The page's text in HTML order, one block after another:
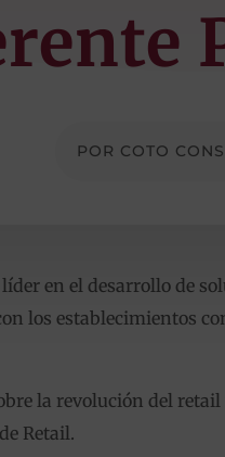
POR COTO
en el desarrollo de
los establecimientos
la revolución del
Retail.